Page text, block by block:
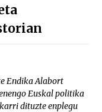
Endika Alabort
Euskal politika
dituzte enplegu